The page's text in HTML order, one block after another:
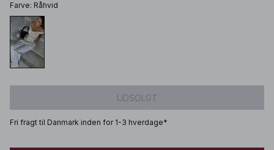
Farve: Råhvid
UDSOLGT
Fri fragt til Danmark inden for 1-3 hverdage*